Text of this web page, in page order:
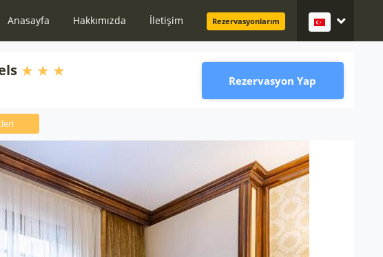
Anasayfa Hakkımızda İletişim Rezervasyonlarım
Rezervasyon Yap